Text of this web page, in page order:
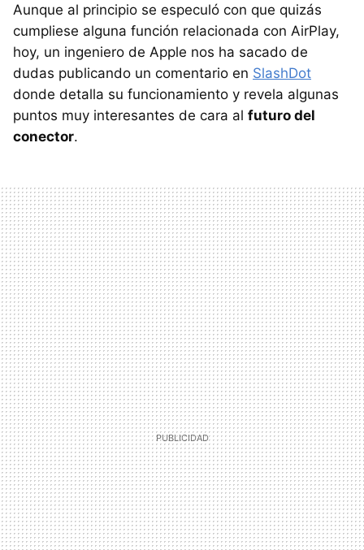
Aunque al principio se especuló con que quizás
cumpliese alguna función relacionada con AirPlay,
hoy, un ingeniero de Apple nos ha sacado de
dudas publicando un comentario en SlashDot
donde detalla su funcionamiento y revela algunas
puntos muy interesantes de cara al futuro del
conector.